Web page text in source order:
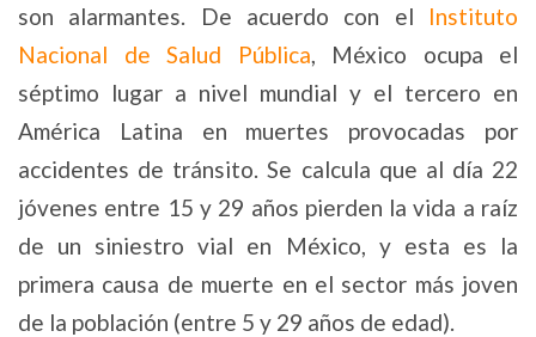
son alarmantes. De acuerdo con el Instituto
Nacional de Salud Pública, México ocupa el
séptimo lugar a nivel mundial y el tercero en
América Latina en muertes provocadas por
accidentes de tránsito. Se calcula que al día 22
jóvenes entre 15 y 29 años pierden la vida a raíz
de un siniestro vial en México, y esta es la
primera causa de muerte en el sector más joven
de la población (entre 5 y 29 años de edad).